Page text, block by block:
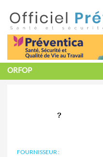
ORFOP
FOURNISSEUR :